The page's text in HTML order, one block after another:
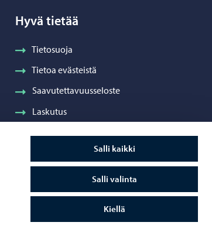
Salli kaikki
Salli valinta
Kiellä
Hyvä tietää
Tietosuoja
Tietoa evästeistä
Saavutettavuusseloste
Laskutus